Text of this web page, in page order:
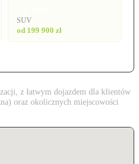
SUV
od 199 900 zł
z łatwym dojazdem dla klientów
oraz okolicznych miejscowości